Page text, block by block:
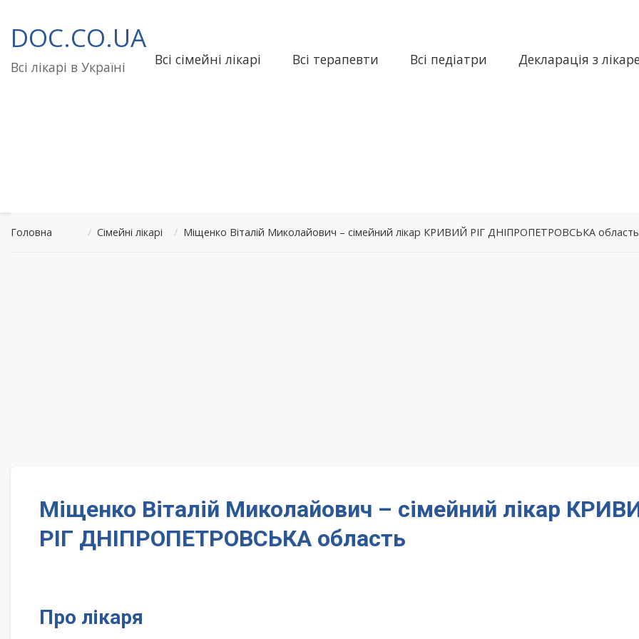
до
вмісту
DOC.CO.UA
Всі лікарі в Україні Всі сімейні лікарі Всі терапевти Всі педіатри Декларація з
Головна / Сімейні лікарі / Міщенко Віталій Миколайович – сімейний лікар КРИВИЙ РІГ ДНІПРОПЕТРОВСЬКА область
Міщенко Віталій Миколайович – сімейний лікар
РІГ ДНІПРОПЕТРОВСЬКА область
Про лікаря